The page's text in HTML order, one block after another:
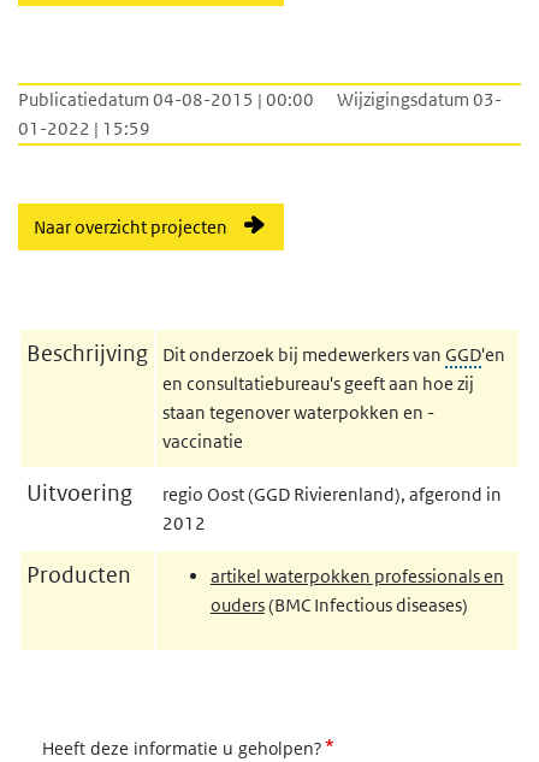
Publicatiedatum 04-08-2015 | 00:00
Wijzigingsdatum 03-
01-2022 | 15:59
Naar overzicht projecten
Beschrijving Dit onderzoek bij medewerkers van GGD'en
en consultatiebureau's geeft aan hoe zij
staan tegenover waterpokken en -
vaccinatie
Uitvoering
regio Oost (GGD Rivierenland), afgerond in
2012
Producten
artikel waterpokken professionals en
ouders(BMC Infectious diseases)
Heeft deze informatie u geholpen?*